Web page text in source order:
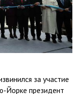
за участие
Йорке президент